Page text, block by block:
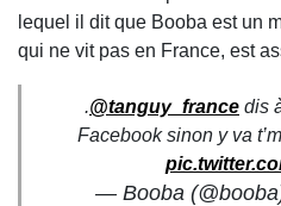
lequel il dit que Booba est un
qui ne vit pas en France, est
.@tanguy_france dis
Facebook sinon y va
— Booba